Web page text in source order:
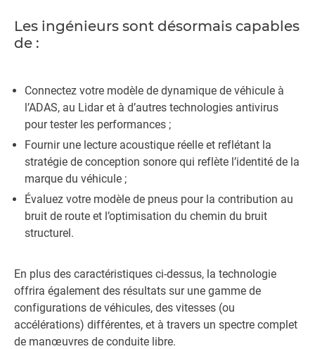
Les ingénieurs sont désormais capables
de :
Connectez votre modèle de dynamique de véhicule à
l’ADAS, au Lidar et à d’autres technologies antivirus
pour tester les performances ;
Fournir une lecture acoustique réelle et reflétant la
stratégie de conception sonore qui reflète l’identité de la
marque du véhicule ;
Évaluez votre modèle de pneus pour la contribution au
bruit de route et l’optimisation du chemin du bruit
structurel.
En plus des caractéristiques ci-dessus, la technologie
offrira également des résultats sur une gamme de
configurations de véhicules, des vitesses (ou
accélérations) différentes, et à travers un spectre complet
de manœuvres de conduite libre.